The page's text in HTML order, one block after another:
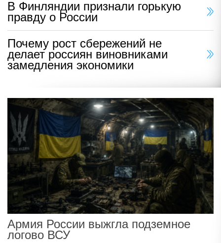
В Финляндии признали горькую
правду о России
Почему рост сбережений не
делает россиян виновниками
замедления экономики
Армия России выжгла подземное
логово ВСУ